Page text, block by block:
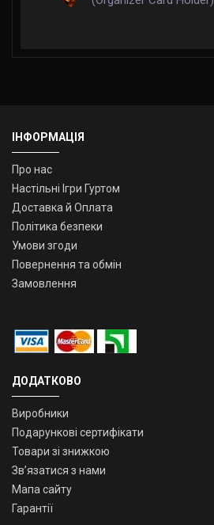
ІНФОРМАЦІЯ
Про нас
Настільні Ігри Гуртом
Доставка й Оплата
Політика безпеки
Умови згоди
Повернення та обмін
Замовлення
ДОДАТКОВО
Виробники
Подарункові сертифікати
Товари зі знижкою
Зв’язатися з нами
Мапа сайту
Гарантії